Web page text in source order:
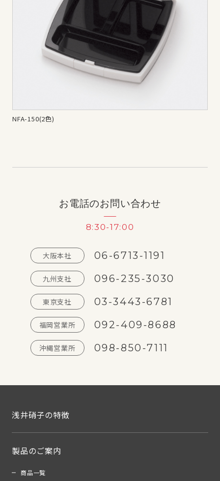
NFA-150(2色)
お電話のお問い合わせ
8:30-17:00
大阪本社 06-6713-1191
九州支社 096-235-3030
東京支社 03-3443-6781
福岡営業所 092-409-8688
沖縄営業所 098-850-7111
浅井硝子の特徴
製品のご案内
商品一覧